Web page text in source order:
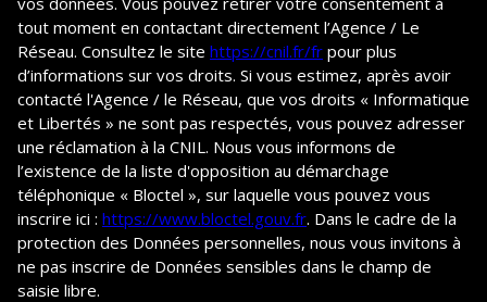
tout moment en contactant directement l’Agence / Le
Réseau. Consultez le site https://cnil.fr/fr pour plus
d’informations sur vos droits. Si vous estimez, après avoir
contacté l'Agence / le Réseau, que vos droits « Informatique
et Libertés » ne sont pas respectés, vous pouvez adresser
une réclamation à la CNIL. Nous vous informons de
l’existence de la liste d'opposition au démarchage
téléphonique « Bloctel », sur laquelle vous pouvez vous
inscrire ici : https://www.bloctel.gouv.fr. Dans le cadre de la
protection des Données personnelles, nous vous invitons à
ne pas inscrire de Données sensibles dans le champ de
saisie libre.